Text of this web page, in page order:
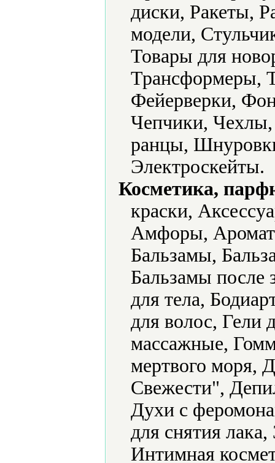
диски, Ракеты,
модели,
Товары для
Трансформеры,
Фейерверки,
Чепчики,
ранцы,
Электроскейты.
Косметика,
краски,
Амфоры,
Бальзамы,
Бальзамы после
для тела,
для волос, Гели
массажные,
мертвого моря,
Свежести",
Духи с
для снятия
Интимная